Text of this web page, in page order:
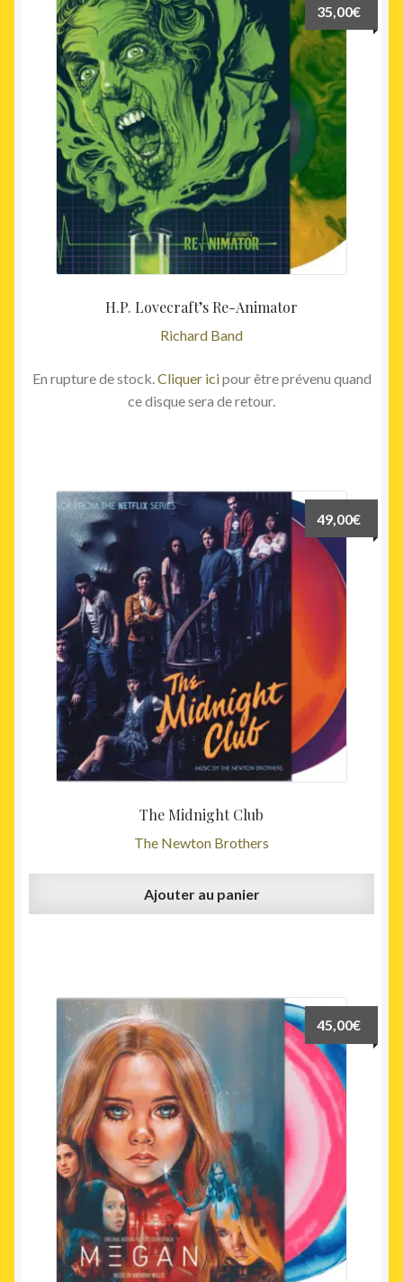
H.P. Lovecraft’s Re-Animator
Richard Band
35,00€
En rupture de stock. Cliquer icipour être prévenu quand
ce disque sera de retour.
The Midnight Club
The Newton Brothers
49,00€
Ajouter au panier
45,00€